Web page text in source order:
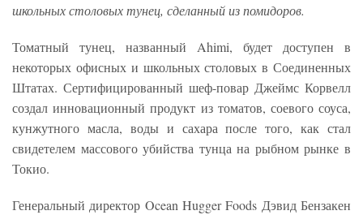
школьных столовых тунец, сделанный из помидоров.
Томатный тунец, названный Ahimi, будет доступен в
некоторых офисных и школьных столовых в Соединенных
Штатах. Сертифицированный шеф-повар Джеймс Корвелл
создал инновационный продукт из томатов, соевого соуса,
кунжутного масла, воды и сахара после того, как стал
свидетелем массового убийства тунца на рыбном рынке в
Токио.
Генеральный директор Ocean Hugger Foods Дэвид Бензакен